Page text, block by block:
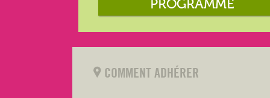
PROGRAMME
COMMENT ADHÉRER